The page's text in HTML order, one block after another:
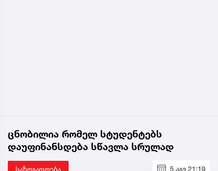
ცნობილია რომელ სტუდენტებს
დაუფინანსდება სწავლა სრულად
საზოგადოება 5 აგვ 21:19